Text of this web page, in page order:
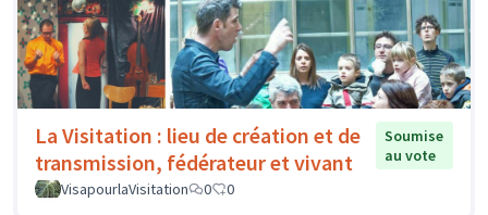
La Visitation : lieu de création et de
transmission, fédérateur et vivant
Soumise
au vote
VisapourlaVisitation
0 0